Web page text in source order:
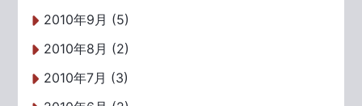
2010年9月 (5)
2010年8月 (2)
2010年7月 (3)